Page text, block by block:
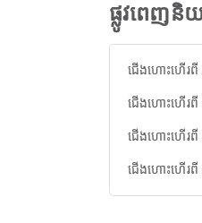
ផ្លូវពេញ
ជើងហោះហើរ
ជើងហោះហើរ
ជើងហោះហើរ
ជើងហោះហើរ